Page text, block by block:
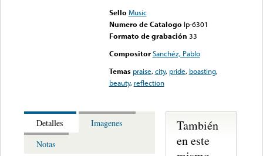
Sello Music
Numero de Catalogo lp-6301
Formato de grabación 33
Compositor Sanchéz, Pablo
Temas praise,city, pride, boasting,
beauty, reflection
Detalles
Imagenes
Notas
También
en este